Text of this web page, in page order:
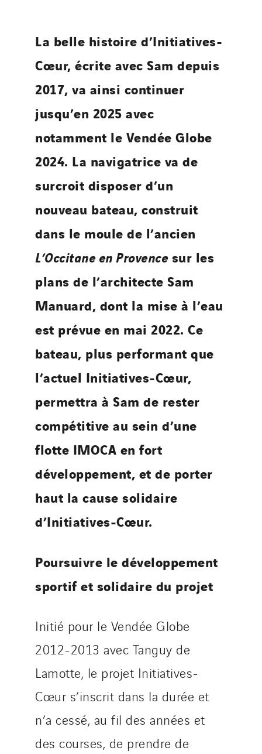
La belle histoire d’Initiatives-
Cœur, écrite avec Sam depuis
2017, va ainsi continuer
jusqu’en 2025 avec
notamment le Vendée Globe
2024. La navigatrice va de
surcroit disposer d’un
nouveau bateau, construit
dans le moule de l’ancien
L’Occitane en Provencesur les
plans de l’architecte Sam
Manuard, dont la mise à l’eau
est prévue en mai 2022. Ce
bateau, plus performant que
l’actuel Initiatives-Cœur,
permettra à Sam de rester
compétitive au sein d’une
flotte IMOCA en fort
développement, et de porter
haut la cause solidaire
d’Initiatives-Cœur.
Poursuivre le développement
sportif et solidaire du projet
Initié pour le Vendée Globe
2012-2013 avec Tanguy de
Lamotte, le projet Initiatives-
Cœur s’inscrit dans la durée et
n’a cessé, au fil des années et
des courses, de prendre de